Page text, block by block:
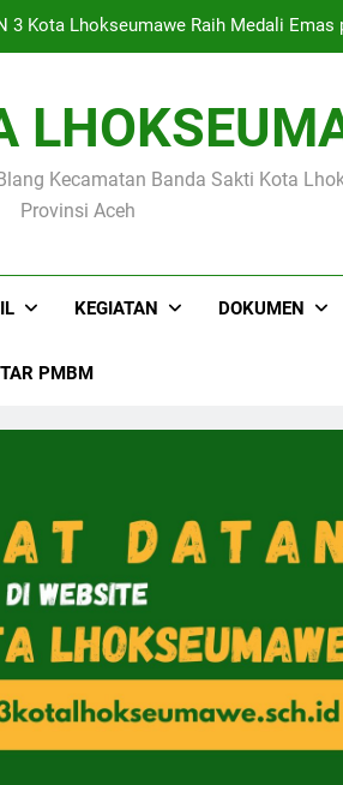
3 Kota Lhokseumawe Raih Medali Emas
Siswa MIN 3 Kota Lhokseumawe
Kependidikan Tahap I Oleh Kantor
Kecamatan Banda Sakti Kota
Provinsi Aceh
KEGIATAN DOKUMEN
PMBM